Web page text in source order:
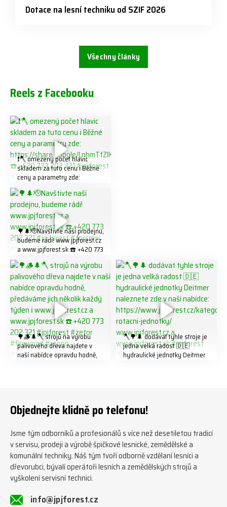
Dotace na lesní techniku od SZIF 2026
Všechny články
Reels z Facebooku
❗️🪓 omezený počet hlavic
skladem za tuto cenu ℹ️ Běžné
ceny a parametry zde:
K8W5t7i6o ☎️ +420 773 202
321 #jpjforest #forsmw
#firewood #
🌳🌲🫡Navštivte naší prodejnu,
budeme rádi! www.jpjforest.cz
a www.jpjforest.sk ☎️ +420 773
#biojack #regon #vahvajussi
🌳🪵🌲🪓 strojů na výrobu
palivového dřeva najdete v
naší nabídce opravdu hodně,
#firewoodproduction
🪓🌳🌲 dodávat tyhle stroje je
jedna velká radost 🇩🇪
hydraulické jednotky Deitmer
#firewood #deitmer
Objednejte klidně po telefonu!
Jsme tým odborníků a profesionálů s více než desetiletou tradicí
v servisu, prodeji a výrobě špičkové lesnické, zemědělské a
komunální techniky. Náš tým tvoří odborně vzdělaní lesníci a
dřevorubci, bývalí operátoři lesních a zemědělských strojů a
vyškolení servisní technici.
info@jpjforest.cz